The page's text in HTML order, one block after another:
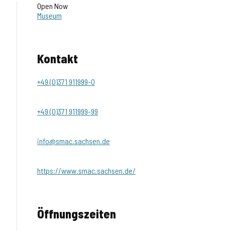
Open Now
Museum
Kontakt
+49 (0)371 911999-0
+49 (0)371 911999-99
info@smac.sachsen.de
https://www.smac.sachsen.de/
Öffnungszeiten